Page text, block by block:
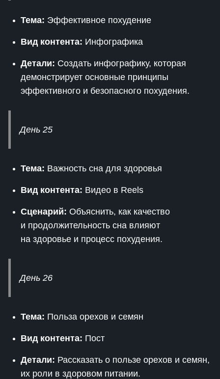
Тема: Эффективное похудение
Вид контента: Инфографика
Детали: Создать инфографику, которая
демонстрирует основные принципы
эффективного и безопасного похудения.
День 25
Тема: Важность сна для здоровья
Вид контента: Видео в Reels
Сценарий: Объяснить, как качество
и продолжительность сна влияют
на здоровье и процесс похудения.
День 26
Тема: Польза орехов и семян
Вид контента: Пост
Детали: Рассказать о пользе орехов и семян,
их роли в здоровом питании.